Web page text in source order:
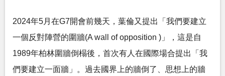
2024年5月在G7開會前幾天，葉倫又提出「我們要建立
一個反對陣營的圍牆(A wall of opposition )」，這是自
1989年柏林圍牆倒榻後，首次有人在國際場合提出「我
們要建立一面牆」。過去國界上的牆倒了、思想上的牆